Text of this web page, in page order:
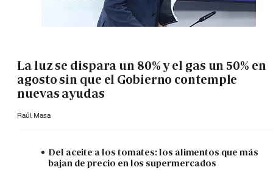
La luz se dispara un 80% y el gas un 50% en
agosto sin que el Gobierno contemple
nuevas ayudas
Raúl Masa
Del aceite a los tomates: los alimentos que más
bajan de precio en los supermercados